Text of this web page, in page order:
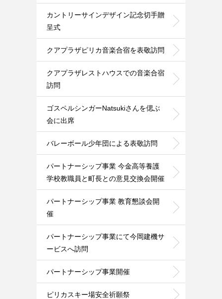
カントリーサインデザイン記念切手贈
呈式
クアプラザピリカ音楽合宿を表敬訪問
クアプラザレストハウスでの音楽合宿
訪問
ゴスペルシンガーNatsukiさんを偲ぶ
会に出席
バレーボール少年団による表敬訪問
パートナーシップ事業 今金高等養護
学校教職員と町長との意見交換会開催
パートナーシップ事業 教育懇談会開
催
パートナーシップ事業にて今岡建機サ
ービスへ訪問
パートナーシップ事業開催
ピリカスキー場安全祈願祭